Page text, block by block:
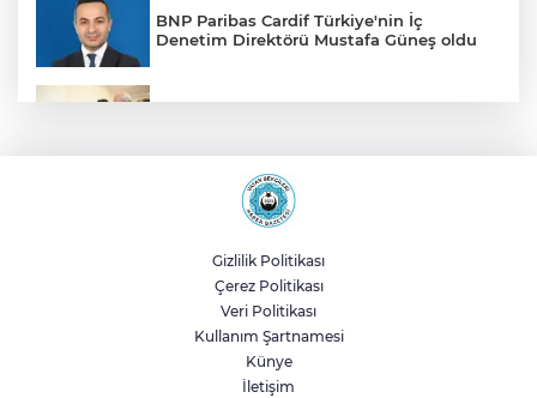
BNP Paribas Cardif Türkiye'nin İç
Denetim Direktörü Mustafa Güneş oldu
Sakarya’da ücretsiz doğalgaza
kavuşacaklar
Yalova'da makine arızası yapan tanker
güvenli bölgeye çekildi
Gizlilik Politikası
Çerez Politikası
Veri Politikası
Kullanım Şartnamesi
Künye
İletişim